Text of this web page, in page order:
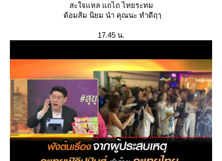
สะใจแหล แถไถ ไทยระทม
ด้อมส้ม นิยม นำ คุณนะ ทำดีฤๅ
17.45 น.